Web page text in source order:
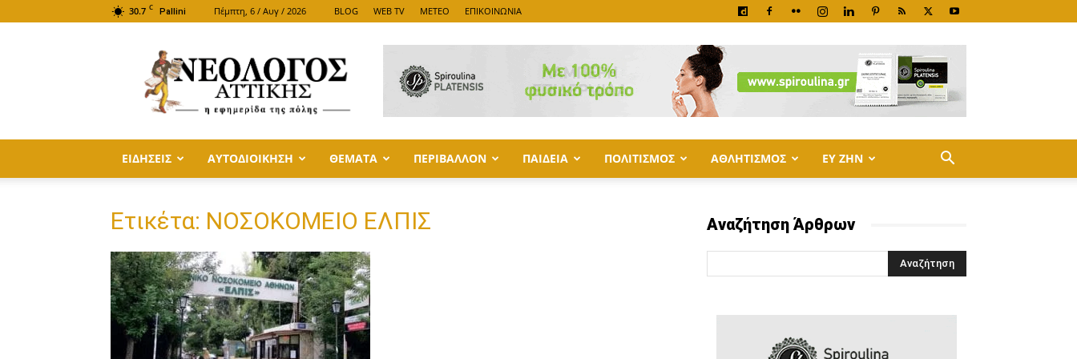
30.7 C Pallini Πέμπτη, 6 / Αυγ / 2026 BLOG WEB TV METEO ΕΠΙΚΟΙΝΩΝΙΑ
ΑΤΤΙΚΗΣ
ΕΙΔΗΣΕΙΣ ΑΥΤΟΔΙΟΙΚΗΣΗ ΘΕΜΑΤΑ ΠΕΡΙΒΑΛΛΟΝ ΠΑΙΔΕΙΑ ΠΟΛΙΤΙΣΜΟΣ ΑΘΛΗΤΙΣΜΟΣ ΕΥ ΖΗΝ
Ετικέτα: ΝΟΣΟΚΟΜΕΙΟ ΕΛΠΙΣ Αναζήτηση Άρθρων